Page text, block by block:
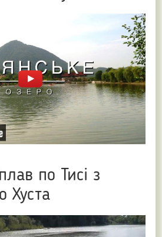
по Тисі з
Хуста